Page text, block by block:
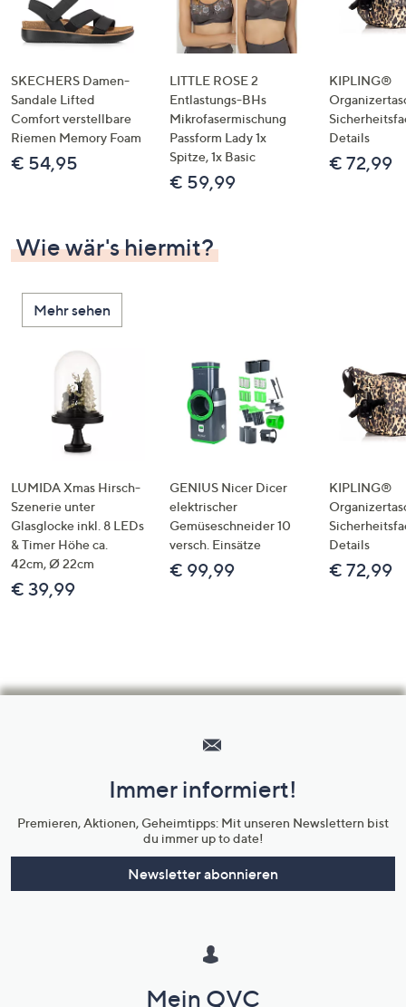
SKECHERS Damen-
Sandale Lifted
Comfort verstellbare
Riemen Memory Foam
€ 54,95
LITTLE ROSE 2
Entlastungs-BHs
Mikrofasermischung
Passform Lady 1x
Spitze, 1x Basic
€ 59,99
KIPLING®
Details
€ 72,99
Wie wär's hiermit?
Mehr sehen
LUMIDA Xmas Hirsch-
Szenerie unter
Glasglocke inkl. 8 LEDs
& Timer Höhe ca.
42cm, Ø 22cm
€ 39,99
GENIUS Nicer Dicer
elektrischer
Gemüseschneider 10
versch. Einsätze
€ 99,99
KIPLING®
Details
€ 72,99
Unternehmensinformationen
Immer informiert!
Premieren, Aktionen, Geheimtipps: Mit unseren Newslettern bist
du immer up to date!
Newsletter abonnieren
Mein QVC